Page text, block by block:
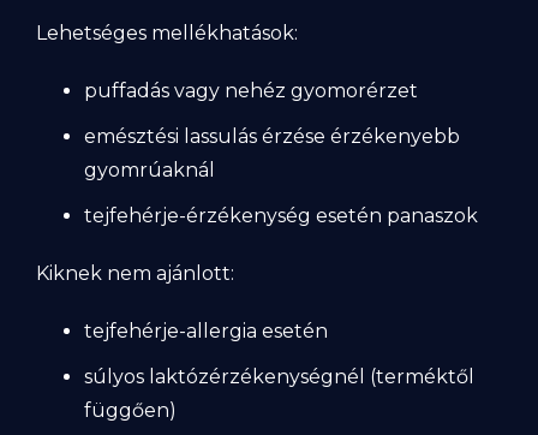
Lehetséges mellékhatások:
puffadás vagy nehéz gyomorérzet
emésztési lassulás érzése érzékenyebb
gyomrúaknál
tejfehérje-érzékenység esetén panaszok
Kiknek nem ajánlott:
tejfehérje-allergia esetén
súlyos laktózérzékenységnél (terméktől
függően)